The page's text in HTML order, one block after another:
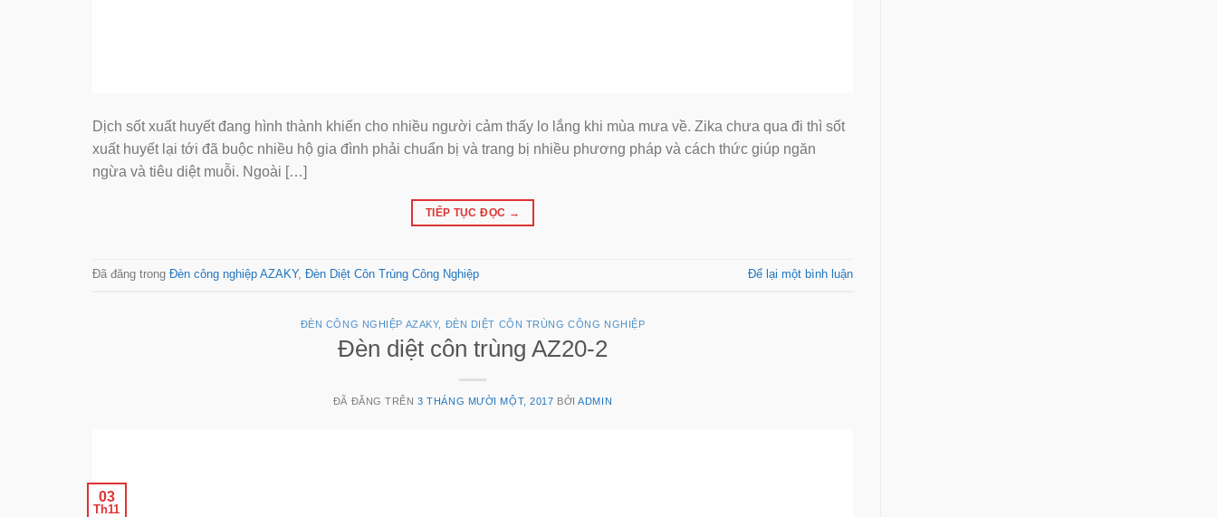
Dịch sốt xuất huyết đang hình thành khiến cho nhiều người cảm thấy lo lắng khi mùa mưa về. Zika chưa qua đi thì sốt
xuất huyết lại tới đã buộc nhiều hộ gia đình phải chuẩn bị và trang bị nhiều phương pháp và cách thức giúp ngăn
ngừa và tiêu diệt muỗi. Ngoài […]
TIẾP TỤC ĐỌC →
Đã đăng trong Đèn công nghiệp AZAKY, Đèn Diệt Côn Trùng Công Nghiệp Để lại một bình luận
ĐÈN CÔNG NGHIỆP AZAKY, ĐÈN DIỆT CÔN TRÙNG CÔNG NGHIỆP
Đèn diệt côn trùng AZ20-2
ĐÃ ĐĂNG TRÊN3 THÁNG MƯỜI MỘT, 2017 BỞIADMIN
03
Th11